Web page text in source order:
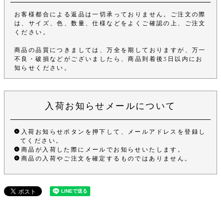
お客様都合による返品は一切承っておりません。ご注文の際
は、サイズ、色、数量、仕様などをよくご確認の上、ご注文
ください。
商品の品質につきましては、万全を期しておりますが、万一
不良・破損などがございましたら、商品到着後3日以内にお
知らせください。
入荷お知らせメールについて
入荷お知らせボタンを押下して、メールアドレスを登録し
てください。
商品が入荷した際にメールでお知らせいたします。
商品の入荷やご注文を確定するものではありません。